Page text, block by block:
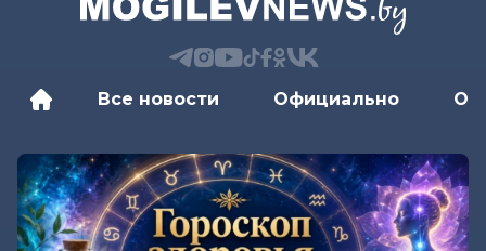
Все новости Официально